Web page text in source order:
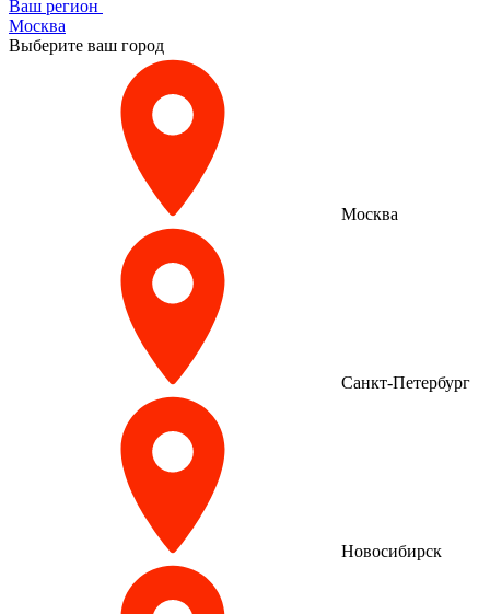
Ваш регион
Москва
Выберите ваш город
Москва
Санкт-Петербург
Новосибирск